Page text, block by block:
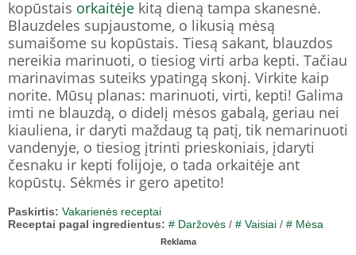
kopūstais orkaitėje kitą dieną tampa skanesnė.
Blauzdeles supjaustome, o likusią mėsą
sumaišome su kopūstais. Tiesą sakant, blauzdos
nereikia marinuoti, o tiesiog virti arba kepti. Tačiau
marinavimas suteiks ypatingą skonį. Virkite kaip
norite. Mūsų planas: marinuoti, virti, kepti! Galima
imti ne blauzdą, o didelį mėsos gabalą, geriau nei
kiauliena, ir daryti maždaug tą patį, tik nemarinuoti
vandenyje, o tiesiog įtrinti prieskoniais, įdaryti
česnaku ir kepti folijoje, o tada orkaitėje ant
kopūstų. Sėkmės ir gero apetito!
Paskirtis: Vakarienės receptai
Receptai pagal ingredientus: # Daržovės / # Vaisiai / # Mėsa
Reklama